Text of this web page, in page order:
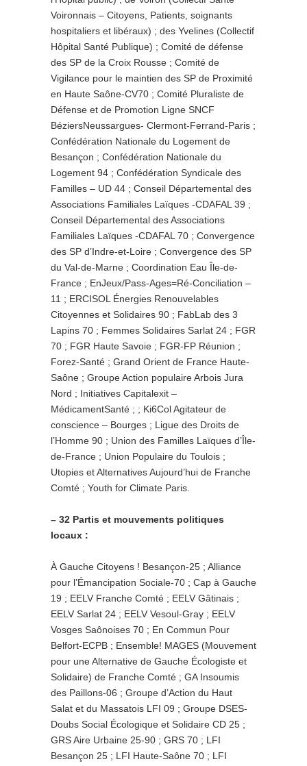
Voironnais – Citoyens, Patients, soignants
hospitaliers et libéraux) ; des Yvelines (Collectif
Hôpital Santé Publique) ; Comité de défense
des SP de la Croix Rousse ; Comité de
Vigilance pour le maintien des SP de Proximité
en Haute Saône-CV70 ; Comité Pluraliste de
Défense et de Promotion Ligne SNCF
BéziersNeussargues- Clermont-Ferrand-Paris ;
Confédération Nationale du Logement de
Besançon ; Confédération Nationale du
Logement 94 ; Confédération Syndicale des
Familles – UD 44 ; Conseil Départemental des
Associations Familiales Laïques -CDAFAL 39 ;
Conseil Départemental des Associations
Familiales Laïques -CDAFAL 70 ; Convergence
des SP d’Indre-et-Loire ; Convergence des SP
du Val-de-Marne ; Coordination Eau Île-de-
France ; EnJeux/Pass-Ages=Ré-Conciliation –
11 ; ERCISOL Énergies Renouvelables
Citoyennes et Solidaires 90 ; FabLab des 3
Lapins 70 ; Femmes Solidaires Sarlat 24 ; FGR
70 ; FGR Haute Savoie ; FGR-FP Réunion ;
Forez-Santé ; Grand Orient de France Haute-
Saône ; Groupe Action populaire Arbois Jura
Nord ; Initiatives Capitalexit –
MédicamentSanté ; ; Ki6Col Agitateur de
conscience – Bourges ; Ligue des Droits de
l’Homme 90 ; Union des Familles Laïques d’Île-
de-France ; Union Populaire du Toulois ;
Utopies et Alternatives Aujourd’hui de Franche
Comté ; Youth for Climate Paris.
– 32 Partis et mouvements politiques
locaux :
À Gauche Citoyens ! Besançon-25 ; Alliance
pour l’Émancipation Sociale-70 ; Cap à Gauche
19 ; EELV Franche Comté ; EELV Gâtinais ;
EELV Sarlat 24 ; EELV Vesoul-Gray ; EELV
Vosges Saônoises 70 ; En Commun Pour
Belfort-ECPB ; Ensemble! MAGES (Mouvement
pour une Alternative de Gauche Écologiste et
Solidaire) de Franche Comté ; GA Insoumis
des Paillons-06 ; Groupe d’Action du Haut
Salat et du Massatois LFI 09 ; Groupe DSES-
Doubs Social Écologique et Solidaire CD 25 ;
GRS Aire Urbaine 25-90 ; GRS 70 ; LFI
Besançon 25 ; LFI Haute-Saône 70 ; LFI